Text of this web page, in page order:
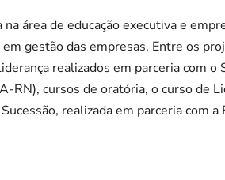
na área de educação executiva e
gestão das empresas. Entre os
realizados em parceria com
RN), cursos de oratória, o curso de
realizada em parceria com a